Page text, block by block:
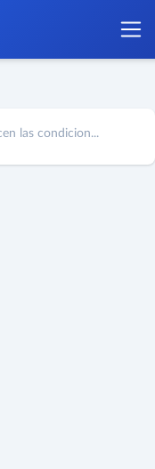
las condicion...